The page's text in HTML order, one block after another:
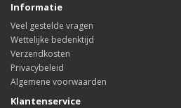
Informatie
Veel gestelde vragen
Wettelijke bedenktijd
Verzendkosten
Privacybeleid
Algemene voorwaarden
Klantenservice